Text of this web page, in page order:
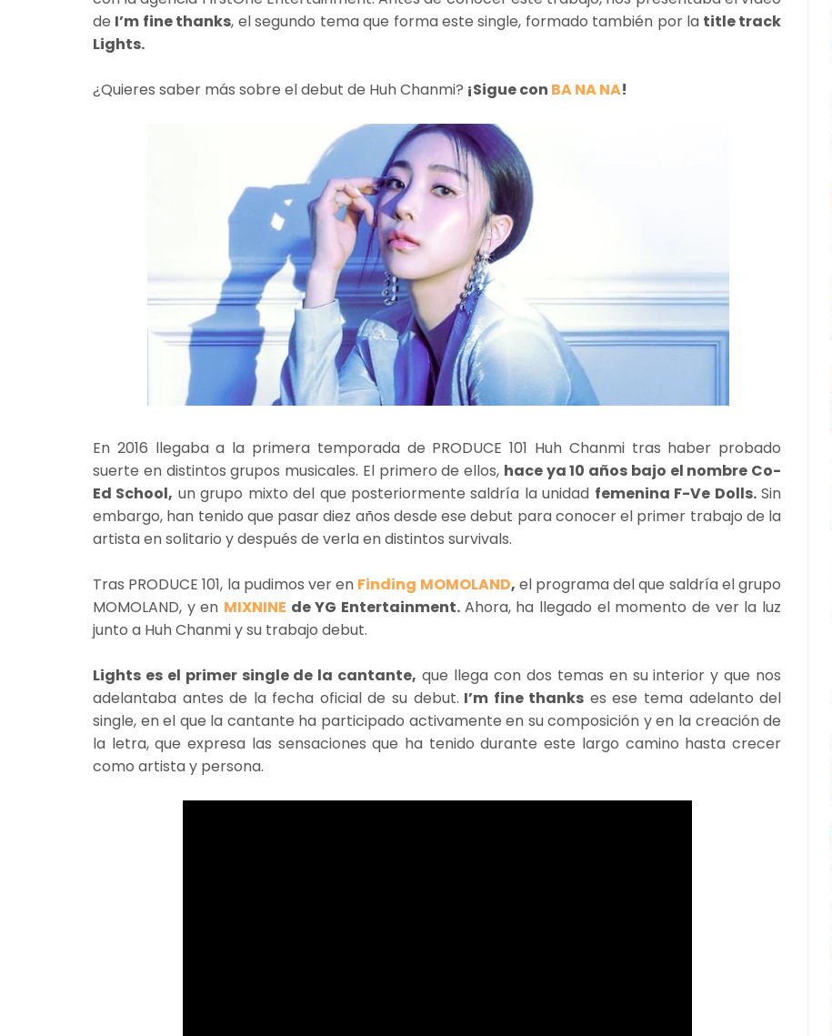
de I’m fine thanks, el segundo tema que forma este single, formado también por la title track
Lights.
¿Quieres saber más sobre el debut de Huh Chanmi? ¡Sigue con BA NA NA!
En 2016 llegaba a la primera temporada de PRODUCE 101 Huh Chanmi tras haber probado
suerte en distintos grupos musicales. El primero de ellos, hace ya 10 años bajo el nombre Co-
Ed School, un grupo mixto del que posteriormente saldría la unidad femenina F-Ve Dolls.Sin
embargo, han tenido que pasar diez años desde ese debut para conocer el primer trabajo de la
artista en solitario y después de verla en distintos survivals.
Tras PRODUCE 101, la pudimos ver en Finding MOMOLAND, el programa del que saldría el grupo
MOMOLAND, y en MIXNINE de YG Entertainment. Ahora, ha llegado el momento de ver la luz
junto a Huh Chanmi y su trabajo debut.
Lights es el primer single de la cantante, que llega con dos temas en su interior y que nos
adelantaba antes de la fecha oficial de su debut. I’m fine thanks es ese tema adelanto del
single, en el que la cantante ha participado activamente en su composición y en la creación de
la letra, que expresa las sensaciones que ha tenido durante este largo camino hasta crecer
como artista y persona.